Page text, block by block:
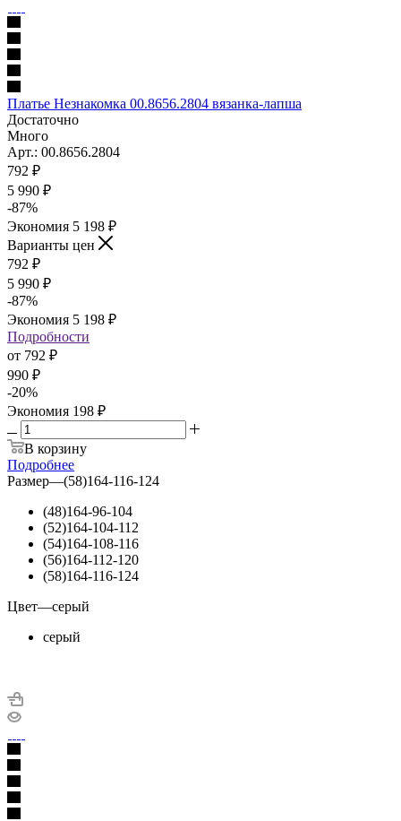
Платье Незнакомка 00.8656.2804 вязанка-лапша
Достаточно
Много
Арт.: 00.8656.2804
792 ₽
5 990 ₽
-87%
Экономия 5 198 ₽
Варианты цен
792 ₽
5 990 ₽
-87%
Экономия 5 198 ₽
Подробности
от 792 ₽
990 ₽
-20%
Экономия 198 ₽
В корзину
Подробнее
Размер—(58)164-116-124
(48)164-96-104
(52)164-104-112
(54)164-108-116
(56)164-112-120
(58)164-116-124
Цвет—серый
серый